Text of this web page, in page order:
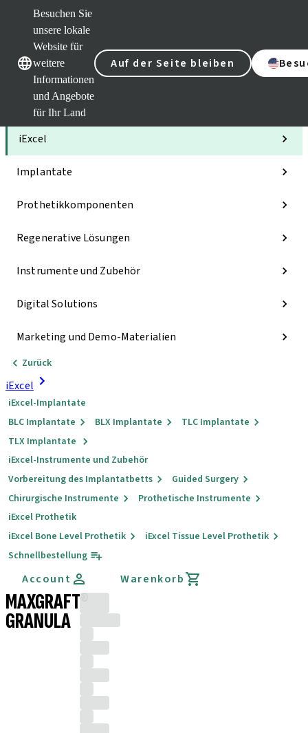
Besuchen Sie
unsere lokale
Website für
weitere
Informationen
und Angebote
für Ihr Land
Auf der Seite bleiben
Unsere MarkenUnsere Marken
Kategorien
iExcel
Implantate
Prothetikkomponenten
Regenerative Lösungen
Instrumente und Zubehör
Digital Solutions
Marketing und Demo-Materialien
Zurück
iExcel
iExcel-Implantate
BLC Implantate
BLX Implantate
TLC Implantate
TLX Implantate
iExcel-Instrumente und Zubehör
Vorbereitung des Implantatbetts
Guided Surgery
Chirurgische Instrumente
Prothetische Instrumente
iExcel Prothetik
iExcel Bone Level Prothetik
iExcel Tissue Level Prothetik
Schnellbestellung
Account Warenkorb
MAXGRAFT®
GRANULA